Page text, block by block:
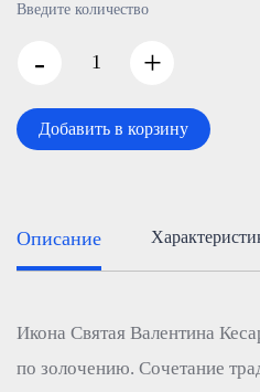
Введите количество
- +
Добавить в корзину
Описание
Икона Святая Валентина
по золочению. Сочетание